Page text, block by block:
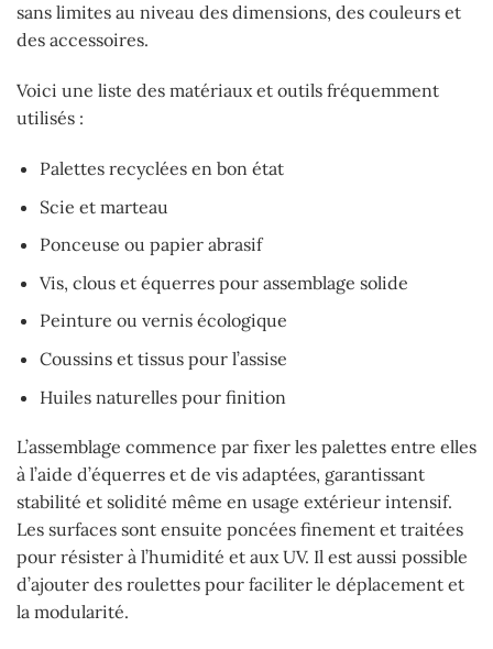
sans limites au niveau des dimensions, des couleurs et
des accessoires.
Voici une liste des matériaux et outils fréquemment
utilisés :
Palettes recyclées en bon état
Scie et marteau
Ponceuse ou papier abrasif
Vis, clous et équerres pour assemblage solide
Peinture ou vernis écologique
Coussins et tissus pour l’assise
Huiles naturelles pour finition
L’assemblage commence par fixer les palettes entre elles
à l’aide d’équerres et de vis adaptées, garantissant
stabilité et solidité même en usage extérieur intensif.
Les surfaces sont ensuite poncées finement et traitées
pour résister à l’humidité et aux UV. Il est aussi possible
d’ajouter des roulettes pour faciliter le déplacement et
la modularité.